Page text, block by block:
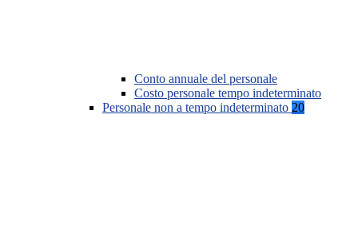
Conto annuale del personale
Costo personale tempo indeterminato
Personale non a tempo indeterminato 20